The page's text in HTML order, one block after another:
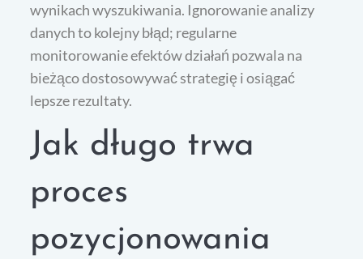
wynikach wyszukiwania. Ignorowanie analizy
danych to kolejny błąd; regularne
monitorowanie efektów działań pozwala na
bieżąco dostosowywać strategię i osiągać
lepsze rezultaty.
Jak długo trwa
proces
pozycjonowania